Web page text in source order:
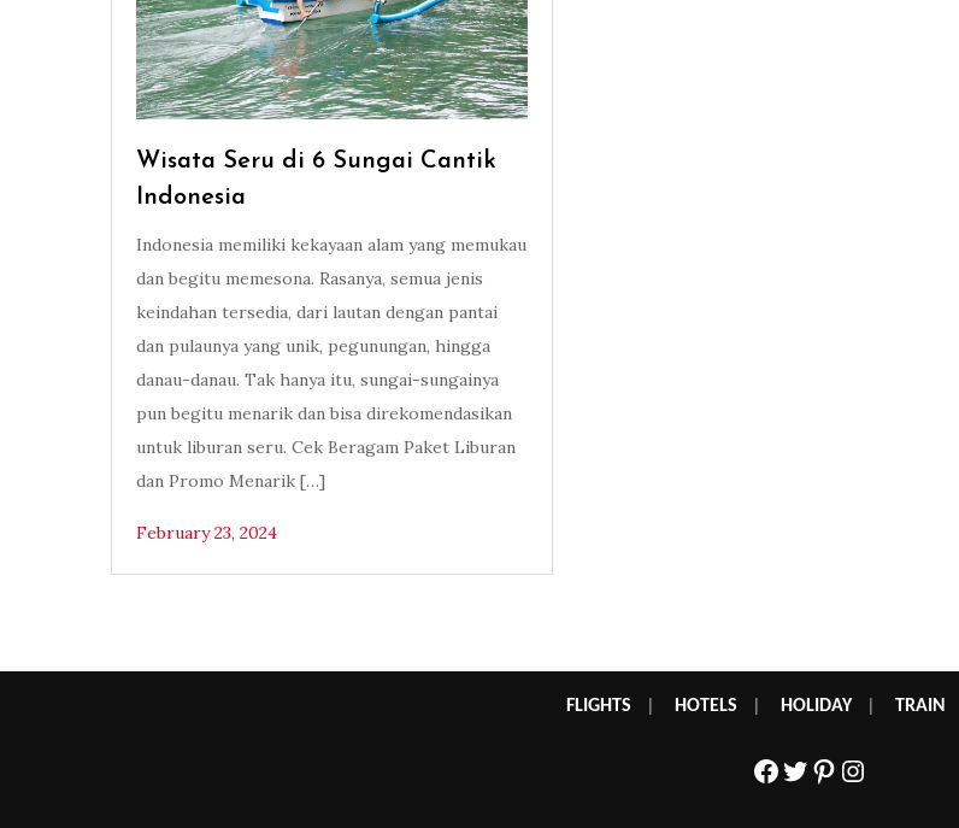
Wisata Seru di 6 Sungai Cantik
Indonesia
Indonesia memiliki kekayaan alam yang memukau
dan begitu memesona. Rasanya, semua jenis
keindahan tersedia, dari lautan dengan pantai
dan pulaunya yang unik, pegunungan, hingga
danau-danau. Tak hanya itu, sungai-sungainya
pun begitu menarik dan bisa direkomendasikan
untuk liburan seru. Cek Beragam Paket Liburan
dan Promo Menarik […]
February 23, 2024
FLIGHTS HOTELS HOLIDAY| TRAIN
Facebook
Twitter
Pinterest
Instagram